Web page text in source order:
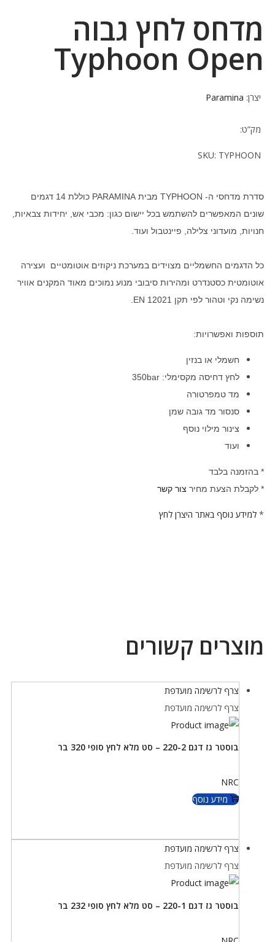
מדחס לחץ גבוה
Typhoon Open
יצרן: Paramina
מק”ט:
SKU: TYPHOON
סדרת מדחסי ה- TYPHOON מבית PARAMINA כוללת 14 דגמים
שונים המאפשרים להשתמש בכל יישום כגון: מכבי אש, יחידות צבאיות,
חנויות, מועדוני צלילה, פיינטבול ועוד.
כל הדגמים החשמליים מצוידים במערכת ניקוזים אוטומטיים ועצירה
אוטומטית כסטנדרט ומהירות סיבובי מנוע נמוכים מאוד המקנים אוויר
נשימה נקי וטהור לפי תקן EN 12021.
תוספות ואפשרויות:
חשמלי או בנזין
לחץ דחיסה מקסימלי: 350bar
מד טמפרטורה
סנסור מד גובה שמן
צינור מילוי נוסף
ועוד
* בהזמנה בלבד
* לקבלת הצעת מחיר צור קשר
* למידע נוסף באתר היצרן לחץ
מוצרים קשורים
צרף לרשימה מועדפת
צרף לרשימה מועדפת
בוסטר גז דגם 220-2 – סט מלא לחץ סופי 320 בר
NRC
מידע נוסף
צרף לרשימה מועדפת
צרף לרשימה מועדפת
בוסטר גז דגם 220-1 – סט מלא לחץ סופי 232 בר